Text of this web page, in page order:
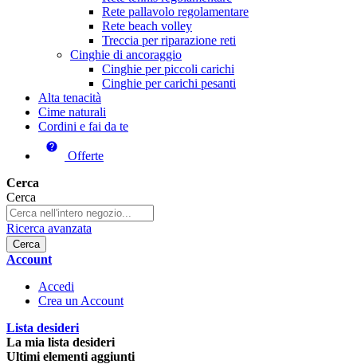
Rete pallavolo regolamentare
Rete beach volley
Treccia per riparazione reti
Cinghie di ancoraggio
Cinghie per piccoli carichi
Cinghie per carichi pesanti
Alta tenacità
Cime naturali
Cordini e fai da te
Offerte
Cerca
Cerca
Ricerca avanzata
Cerca
Account
Accedi
Crea un Account
Lista desideri
La mia lista desideri
Ultimi elementi aggiunti